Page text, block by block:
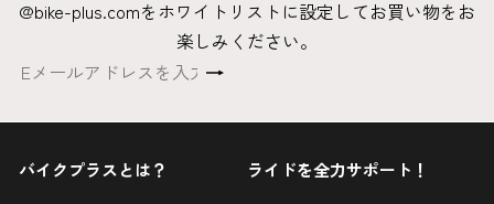
@bike-plus.comをホワイトリストに設定してお買い物をお
楽しみください。
登
す
る
E
ー
ル
バイクプラスとは？ ライドを全力サポート！